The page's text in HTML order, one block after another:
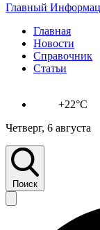
Главный
Главная
Новости
Справочник
Статьи
+22°C
Четверг, 6 августа
Поиск